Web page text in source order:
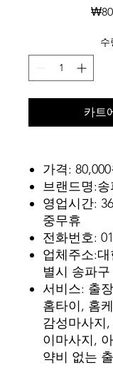
수
카트
가격:
브랜드명:
영업시간:
중무휴
전화번호:
업체주소:
별시 송파
서비스: 출
홈타이, 홈
감성마사지
이마사지,
약비 없는